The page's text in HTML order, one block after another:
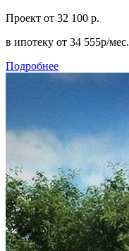
Проект от 32 100 р.
в ипотеку от 34 555р/мес.
Подробнее